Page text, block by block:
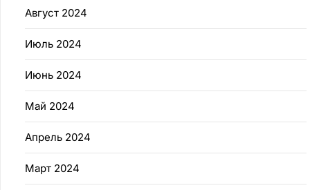
Август 2024
Июль 2024
Июнь 2024
Май 2024
Апрель 2024
Март 2024